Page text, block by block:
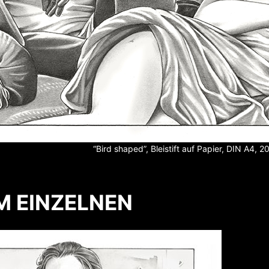
“Bird shaped”, Bleistift auf Papier, DIN A4,
EINZELNEN